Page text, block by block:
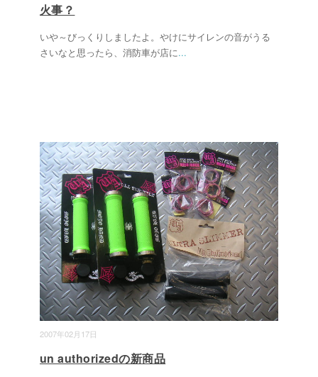
火事？
いや～びっくりしましたよ。やけにサイレンの音がうる
さいなと思ったら、消防車が店に...
2007年02月17日
un authorizedの新商品